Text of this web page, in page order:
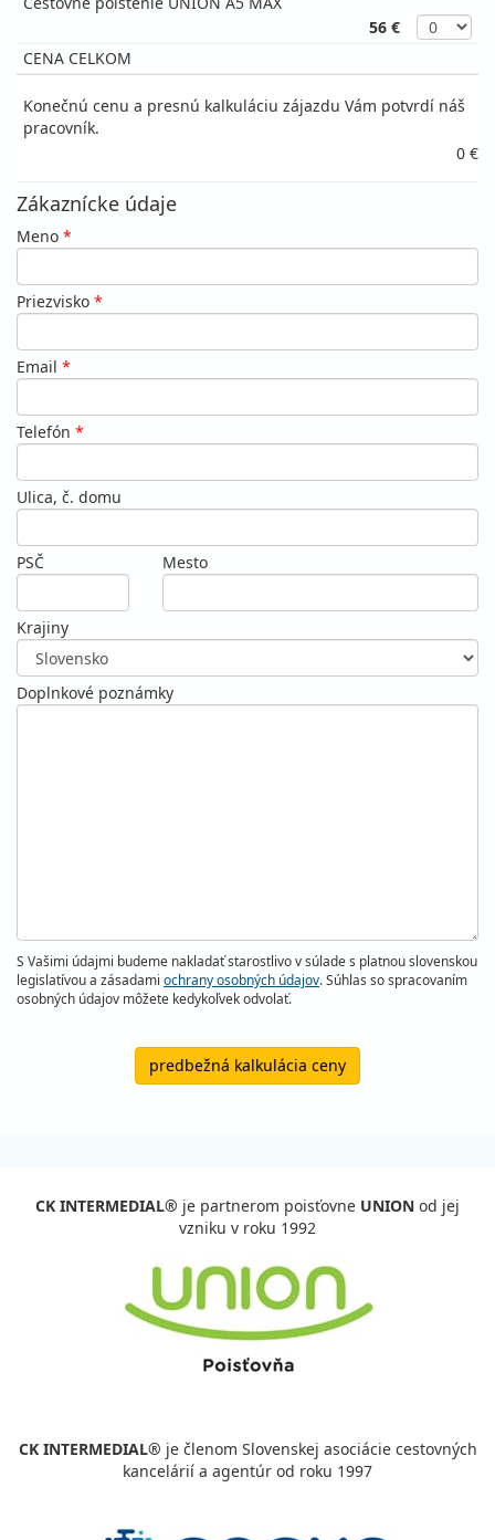
56 €
CENA CELKOM
Konečnú cenu a presnú kalkuláciu zájazdu Vám potvrdí náš
pracovník.
0 €
Zákaznícke údaje
Meno *
Priezvisko *
Email *
Telefón *
Ulica, č. domu
PSČ Mesto
Krajiny
Doplnkové poznámky
S Vašimi údajmi budeme nakladať starostlivo v súlade s platnou slovenskou
legislatívou a zásadami ochrany osobných údajov. Súhlas so spracovaním
osobných údajov môžete kedykoľvek odvolať.
predbežná kalkulácia ceny
CK INTERMEDIAL® je partnerom poisťovne UNION od jej
vzniku v roku 1992
CK INTERMEDIAL® je členom Slovenskej asociácie cestovných
kancelárií a agentúr od roku 1997